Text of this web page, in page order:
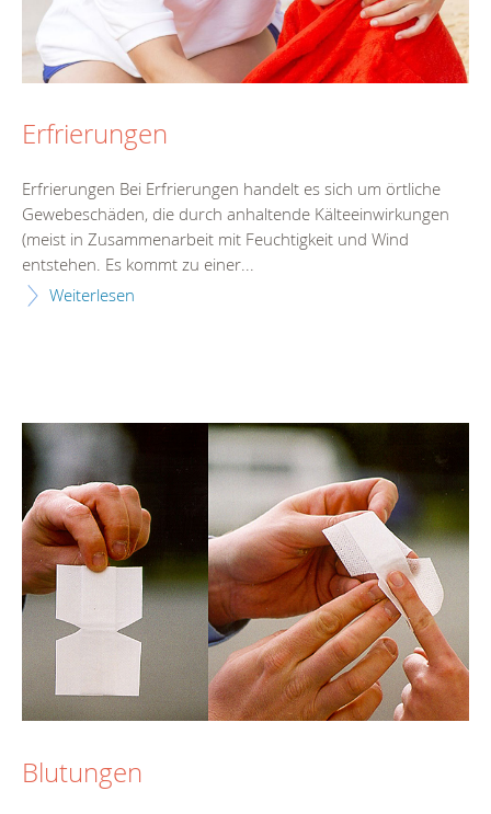
Erfrierungen
Erfrierungen Bei Erfrierungen handelt es sich um örtliche
Gewebeschäden, die durch anhaltende Kälteeinwirkungen
(meist in Zusammenarbeit mit Feuchtigkeit und Wind
entstehen. Es kommt zu einer...
Weiterlesen
Blutungen